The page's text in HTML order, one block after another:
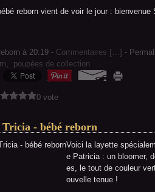
à 20:19 - Commentaires [ …] -
, poupées de collection
0 vote
Tricia - bébé reborn
Voici la layette
e Patricia : un bloomer,
es, le tout de couleur
ouvelle tenue !